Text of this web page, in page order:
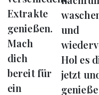
Extrakte
genießen.
Mach
dich
bereit für
ein
und
Hol es
jetzt
genieße